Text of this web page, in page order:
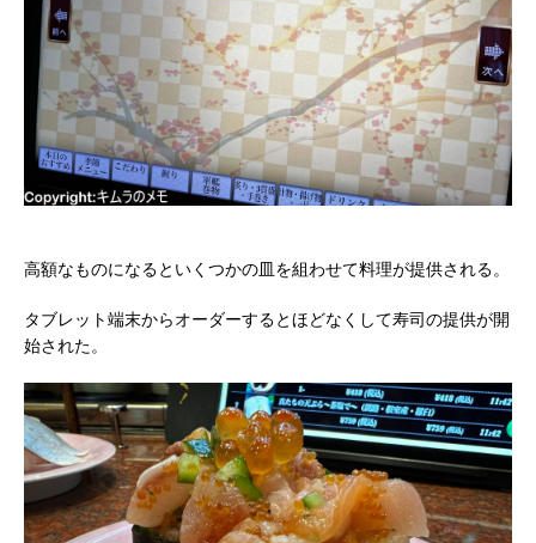
高額なものになるといくつかの皿を組わせて料理が提供される。
タブレット端末からオーダーするとほどなくして寿司の提供が開
始された。